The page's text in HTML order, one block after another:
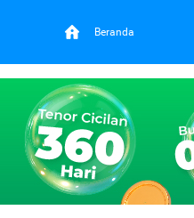
Beranda